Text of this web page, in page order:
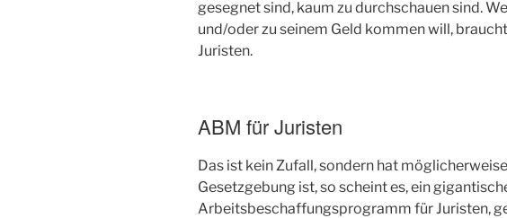
gesegnet sind, kaum zu durchschauen sind.
und/oder zu seinem Geld kommen will,
Juristen.
ABM für Juristen
Das ist kein Zufall, sondern hat
Gesetzgebung ist, so scheint es, ein
Arbeitsbeschaffungsprogramm für Juristen,